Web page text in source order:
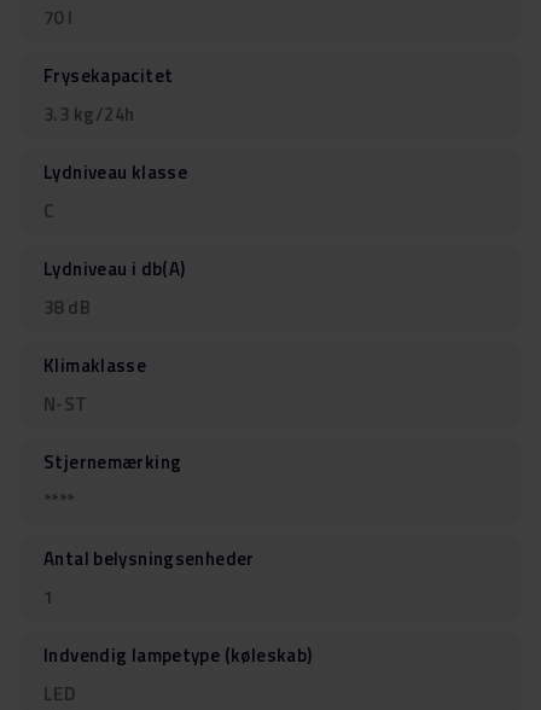
70 l
Frysekapacitet
3.3 kg/24h
Lydniveau klasse
C
Lydniveau i db(A)
38 dB
Klimaklasse
N-ST
Stjernemærking
****
Antal belysningsenheder
1
Indvendig lampetype (køleskab)
LED